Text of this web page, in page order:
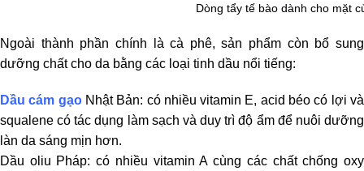
Dòng tẩy tế bào dành cho mặt
Ngoài thành phần chính là cà phê, sản phẩm còn bổ sung
dưỡng chất cho da bằng các loại tinh dầu nổi tiếng:
Dầu cám gạoNhật Bản: có nhiều vitamin E, acid béo có lợi và
squalene có tác dụng làm sạch và duy trì độ ẩm để nuôi dưỡng
làn da sáng mịn hơn.
Dầu oliu Pháp: có nhiều vitamin A cùng các chất chống oxy